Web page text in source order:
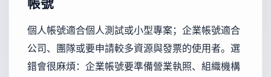
帳號
個人帳號適合個人測試或小型專案；企業帳號適合
公司、團隊或要申請較多資源與發票的使用者。選
錯會很麻煩：企業帳號要準備營業執照、組織機構